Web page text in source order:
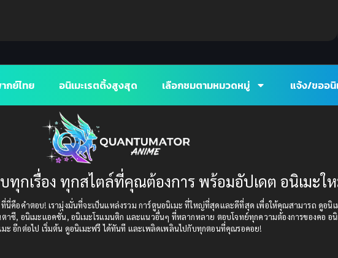
กย์ไทย อนิเมะเรตติ้งสูงสุด เลือกชมตามหมวดหมู่ แจ้ง/ขออนิ
ทุกเรื่อง ทุกสไตล์ที่คุณต้องการ พร้อมอัปเดต อนิเมะ
นี่คือคำตอบ! เรามุ่งมั่นที่จะเป็นแหล่งรวม การ์ตูนอนิเมะ ที่ใหญ่ที่สุดและดีที่สุด เพื่อให้คุณสามารถ ดูอนิเ
ซี, อนิเมะแอคชั่น, อนิเมะโรแมนติก และแนวอื่นๆ ที่หลากหลาย ตอบโจทย์ทุกความต้องการของคอ อนิ
มะ อีกต่อไป เริ่มต้น ดูอนิเมะฟรี ได้ทันที และเพลิดเพลินไปกับทุกตอนที่คุณรอคอย!